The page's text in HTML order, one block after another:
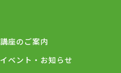
講座のご案内
イベント・お知らせ